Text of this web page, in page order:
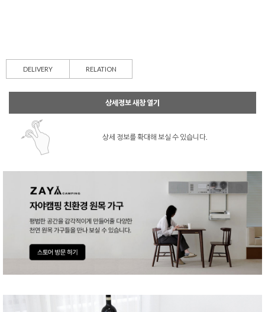
DELIVERY RELATION
상세정보 새창 열기
상세 정보를 확대해 보실 수 있습니다.